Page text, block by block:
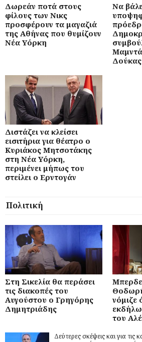
Δωρεάν ποτά στους
φίλους των Νικς
προσφέρουν τα μαγαζιά
της Αθήνας που θυμίζουν
Νέα Υόρκη
Να
Δούκας
Διστάζει να κλείσει
εισιτήρια για θέατρο ο
Κυριάκος Μητσοτάκης
στη Νέα Υόρκη,
περιμένει μήπως του
στείλει ο Ερντογάν
Πολιτική
Στη Σικελία θα περάσει
τις διακοπές του
Αυγούστου ο Γρηγόρης
Δημητριάδης
νόμιζε
του
Δεύτερες σκέψεις και για τις